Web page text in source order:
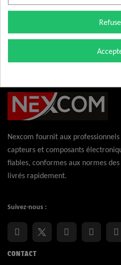
Nexcom fournit aux
capteurs et composants
fiables, conformes aux normes
livrés rapidement.
Suivez-nous :
CONTACT